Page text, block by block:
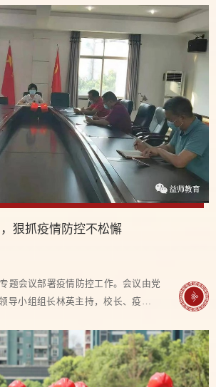
志愿服务活动，...
狠抓疫情防控不松懈
题会议部署疫情防控工作。会议由党
导小组组长林英主持，校长、疫情防
关科室负责人参加...